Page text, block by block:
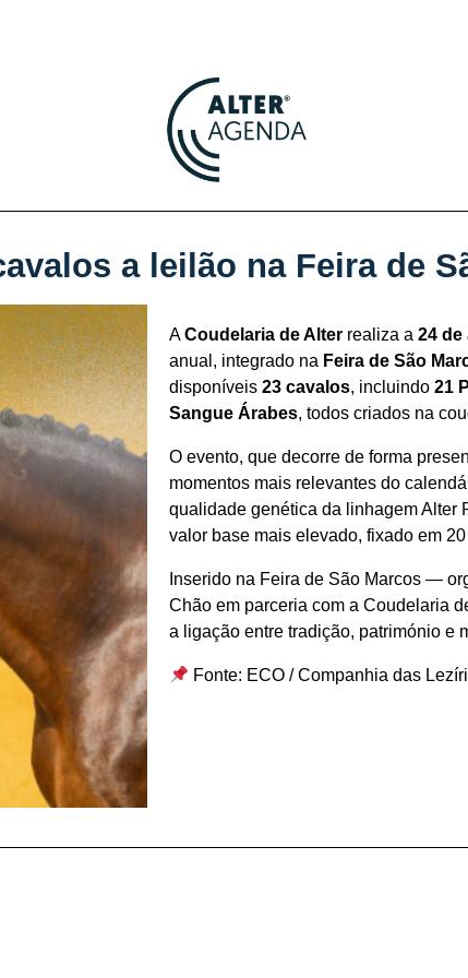
a leilão na Feira de
ACoudelaria de Alter realiza a 24 de
anual, integrado na Feira de São
disponíveis 23 cavalos, incluindo 21
Sangue Árabes, todos criados na
O evento, que decorre de forma
momentos mais relevantes do
qualidade genética da linhagem Alter
valor base mais elevado, fixado em
Inserido na Feira de São Marcos —
Chão em parceria com a Coudelaria
a ligação entre tradição, património e
Fonte: ECO / Companhia das